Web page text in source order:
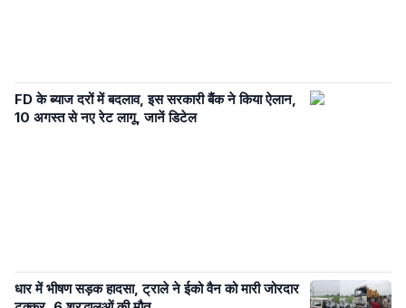
FD के ब्याज दरों में बदलाव, इस सरकारी बैंक ने किया ऐलान,
10 अगस्त से नए रेट लागू, जानें डिटेल
धार में भीषण सड़क हादसा, ट्राले ने ईको वैन को मारी जोरदार